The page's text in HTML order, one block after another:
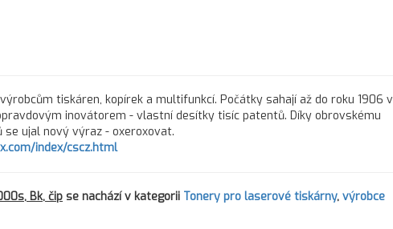
tiskáren, kopírek a multifunkcí. Počátky sahají až do roku 1906 v
inovátorem - vlastní desítky tisíc patentů. Díky obrovskému
ujal nový výraz - oxeroxovat.
index/cscz.html
Bk, čip se nachází v kategorii Tonery pro laserové tiskárny, výrobce